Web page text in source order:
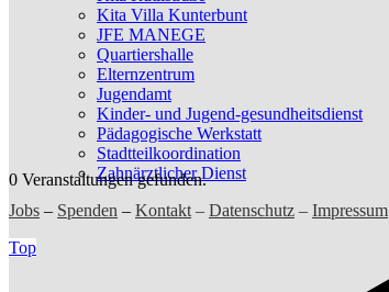
Kita Villa Kunterbunt
JFE MANEGE
Quartiershalle
Elternzentrum
Jugendamt
Kinder- und Jugend-gesundheitsdienst
Pädagogische Werkstatt
Stadtteilkoordination
Zahnärztlicher Dienst
Jobs – Spenden – Kontakt – Datenschutz – Impressum
Top
0 Veranstaltungen gefunden.